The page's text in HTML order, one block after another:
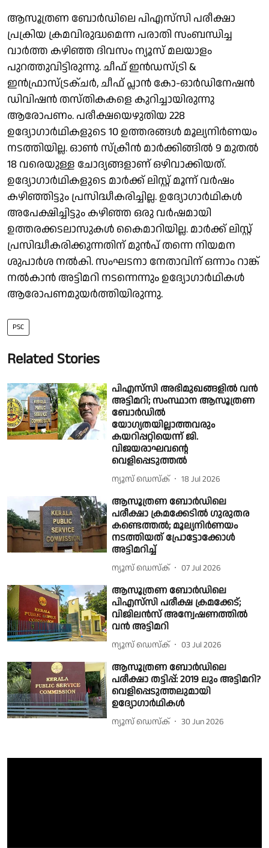
ആസൂത്രണ ബോർഡിലെ പിഎസ്‌സി പരീക്ഷാ
പ്രക്രിയ ക്രമവിരുദ്ധമെന്ന പരാതി സംബന്ധിച്ച
വാർത്ത കഴിഞ്ഞ ദിവസം ന്യൂസ് മലയാളം
പുറത്തുവിട്ടിരുന്നു. ചീഫ് ഇൻഡസ്ട്രി &
ഇൻഫ്രാസ്ട്രക്ചർ, ചീഫ് പ്ലാൻ കോ-ഓർഡിനേഷൻ
ഡിവിഷൻ തസ്തികകളെ കുറിച്ചായിരുന്നു
ആരോപണം. പരീക്ഷയെഴുതിയ 228
ഉദ്യോഗാർഥികളുടെ 10 ഉത്തരങ്ങൾ മൂല്യനിർണയം
നടത്തിയില്ല. ഓൺ സ്ക്രീൻ മാർക്കിങ്ങിൽ 9 മുതൽ
18 വരെയുള്ള ചോദ്യങ്ങളാണ് ഒഴിവാക്കിയത്.
ഉദ്യോഗാർഥികളുടെ മാർക്ക് ലിസ്റ്റ് മൂന്ന് വർഷം
കഴിഞ്ഞിട്ടും പ്രസിദ്ധീകരിച്ചില്ല. ഉദ്യോഗാർഥികൾ
അപേക്ഷിച്ചിട്ടും കഴിഞ്ഞ ഒരു വർഷമായി
ഉത്തരക്കടലാസുകൾ കൈമാറിയില്ല. മാർക്ക് ലിസ്റ്റ്
പ്രസിദ്ധീകരിക്കുന്നതിന് മുൻപ് തന്നെ നിയമന
ശുപാർശ നൽകി. സംഘടനാ നേതാവിന് ഒന്നാം റാങ്ക്
നൽകാൻ അട്ടിമറി നടന്നെന്നും ഉദ്യോഗാർഥികൾ
ആരോപണമുയർത്തിയിരുന്നു.
PSC
Related Stories
പിഎസ്‌സി അഭിമുഖങ്ങളിൽ വൻ
അട്ടിമറി; സംസ്ഥാന ആസൂത്രണ
ബോർഡിൽ
യോഗ്യതയില്ലാത്തവരും
കയറിപ്പറ്റിയെന്ന് ജി.
വിജയരാഘവൻ്റെ
വെളിപ്പെടുത്തൽ
ന്യൂസ് ഡെസ്ക് 18 Jul 2026
ആസൂത്രണ ബോർഡിലെ
പരീക്ഷാ ക്രമക്കേടിൽ ഗുരുതര
കണ്ടെത്തൽ; മൂല്യനിര്‍ണയം
നടത്തിയത് പ്രോട്ടോക്കോൾ
അട്ടിമറിച്ച്
ന്യൂസ് ഡെസ്ക് 07 Jul 2026
ആസൂത്രണ ബോര്‍ഡിലെ
പിഎസ്‌സി പരീക്ഷ ക്രമക്കേട്;
വിജിലന്‍സ് അന്വേഷണത്തില്‍
വന്‍ അട്ടിമറി
ന്യൂസ് ഡെസ്ക് 03 Jul 2026
ആസൂത്രണ ബോര്‍ഡിലെ
പരീക്ഷാ തട്ടിപ്പ്: 2019 ലും അട്ടിമറി?
വെളിപ്പെടുത്തലുമായി
ഉദ്യോഗാര്‍ഥികള്‍
ന്യൂസ് ഡെസ്ക് 30 Jun 2026